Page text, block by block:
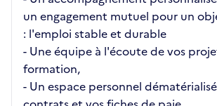
un engagement mutuel pour un
: l'emploi stable et durable
- Une équipe à l'écoute de vos
formation,
- Un espace personnel